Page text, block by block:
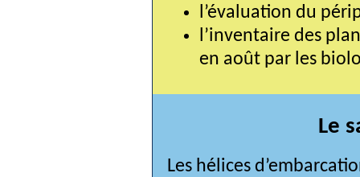
l’évaluation du
l’inventaire des
en août par les
Le
Les hélices